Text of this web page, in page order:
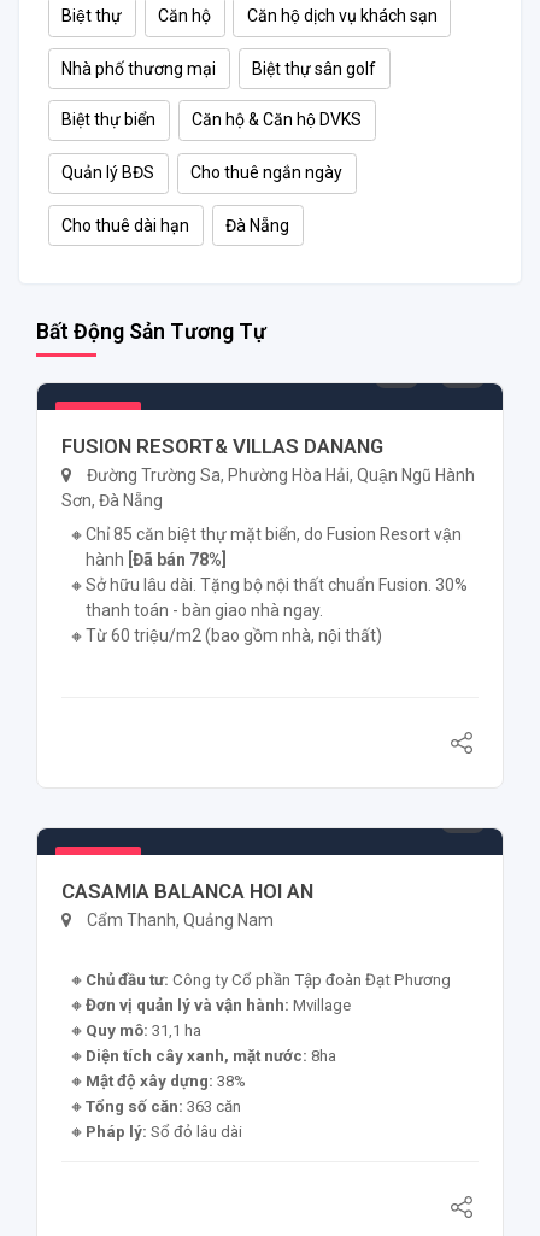
Biệt thự Căn hộ Căn hộ dịch vụ khách sạn
Nhà phố thương mại Biệt thự sân golf
Biệt thự biển Căn hộ & Căn hộ DVKS
Quản lý BĐS Cho thuê ngắn ngày
Cho thuê dài hạn Đà Nẵng
Bất Động Sản Tương Tự
32.258.978.675 ₫
FUSION RESORT& VILLAS DANANG
Đường Trường Sa, Phường Hòa Hải, Quận Ngũ Hành
Sơn, Đà Nẵng
Chỉ 85 căn biệt thự mặt biển, do Fusion Resort vận
hành [Đã bán 78%]
Sở hữu lâu dài. Tặng bộ nội thất chuẩn Fusion. 30%
thanh toán - bàn giao nhà ngay.
Từ 60 triệu/m2 (bao gồm nhà, nội thất)
CASAMIA BALANCA HOI AN
Cẩm Thanh, Quảng Nam
Chủ đầu tư: Công ty Cổ phần Tập đoàn Đạt Phương
Đơn vị quản lý và vận hành: Mvillage
Quy mô: 31,1 ha
Diện tích cây xanh, mặt nước: 8ha
Mật độ xây dựng: 38%
Tổng số căn: 363 căn
Pháp lý: Sổ đỏ lâu dài